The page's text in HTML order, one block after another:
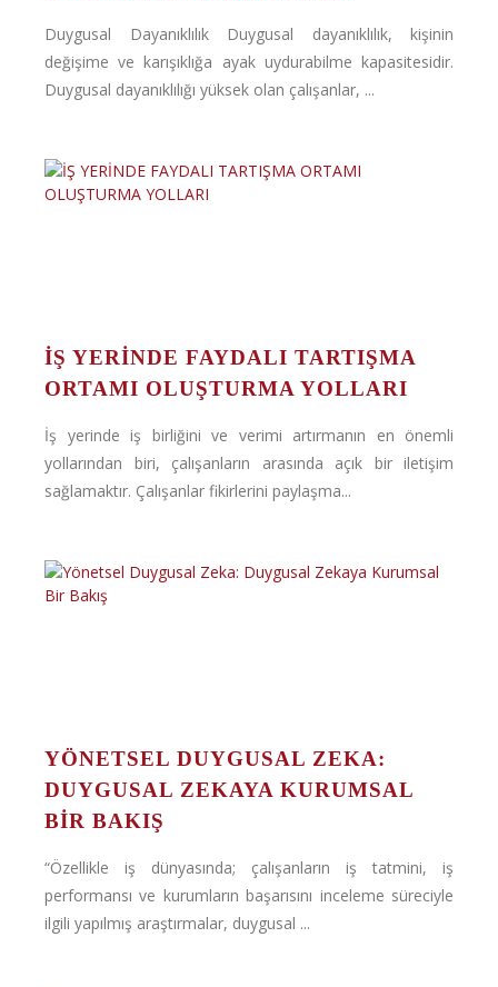
Duygusal Dayanıklılık Duygusal dayanıklılık, kişinin
değişime ve karışıklığa ayak uydurabilme kapasitesidir.
Duygusal dayanıklılığı yüksek olan çalışanlar, ...
İŞ YERİNDE FAYDALI TARTIŞMA
ORTAMI OLUŞTURMA YOLLARI
İş yerinde iş birliğini ve verimi artırmanın en önemli
yollarından biri, çalışanların arasında açık bir iletişim
sağlamaktır. Çalışanlar fikirlerini paylaşma...
YÖNETSEL DUYGUSAL ZEKA:
DUYGUSAL ZEKAYA KURUMSAL
BIR BAKIŞ
“Özellikle iş dünyasında; çalışanların iş tatmini, iş
performansı ve kurumların başarısını inceleme süreciyle
ilgili yapılmış araştırmalar, duygusal ...